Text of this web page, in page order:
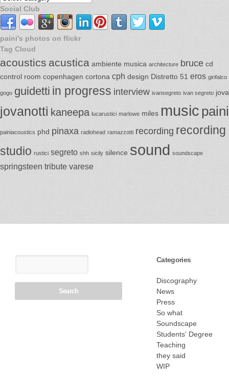
Social Club
paini’s photos on flickr
Tag Cloud
acoustics acustica ambiente musica architecture bruce cd
control room copenhagen cortona cph design Distretto 51 eros girifalco
gogo guidetti in progress interview ivansegreto ivan segreto jova
jovanotti kaneepa lucarustici marlowe miles music paini
painiacoustics phd pinaxa radiohead ramazzotti recording recording
studio rustici segreto shh sicily silence sound soundscape
springsteen tribute varese
Categories
Discography
News
Press
So what
Soundscape
Students' Degree
Teaching
they said
WIP